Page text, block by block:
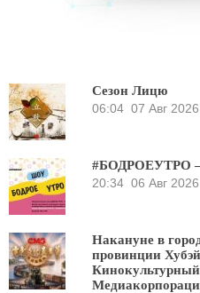
Сезон Лицю
06:04 07 Авг 2026
#БОДРОЕУТРО
20:34 06 Авг 2026
Накануне в
провинции